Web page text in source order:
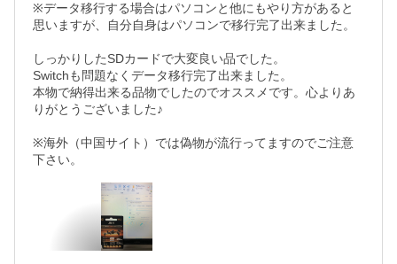
※データ移行する場合はパソコンと他にもやり方があると
思いますが、自分自身はパソコンで移行完了出来ました。
しっかりしたSDカードで大変良い品でした。
Switchも問題なくデータ移行完了出来ました。
本物で納得出来る品物でしたのでオススメです。心よりあ
りがとうございました♪
※海外（中国サイト）では偽物が流行ってますのでご注意
下さい。